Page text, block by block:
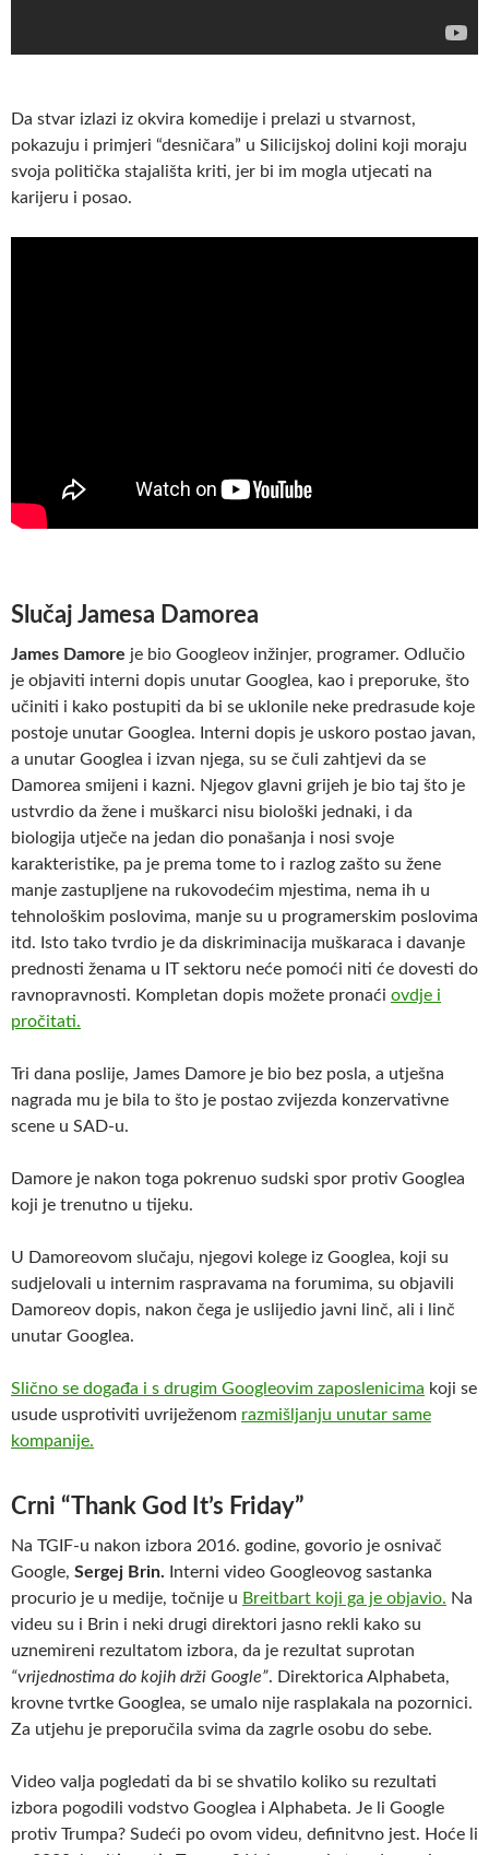
Da stvar izlazi iz okvira komedije i prelazi u stvarnost,
pokazuju i primjeri “desničara” u Silicijskoj dolini koji moraju
svoja politička stajališta kriti, jer bi im mogla utjecati na
karijeru i posao.
Slučaj Jamesa Damorea
James Damore je bio Googleov inžinjer, programer. Odlučio
je objaviti interni dopis unutar Googlea, kao i preporuke, što
učiniti i kako postupiti da bi se uklonile neke predrasude koje
postoje unutar Googlea. Interni dopis je uskoro postao javan,
a unutar Googlea i izvan njega, su se čuli zahtjevi da se
Damorea smijeni i kazni. Njegov glavni grijeh je bio taj što je
ustvrdio da žene i muškarci nisu biološki jednaki, i da
biologija utječe na jedan dio ponašanja i nosi svoje
karakteristike, pa je prema tome to i razlog zašto su žene
manje zastupljene na rukovodećim mjestima, nema ih u
tehnološkim poslovima, manje su u programerskim poslovima
itd. Isto tako tvrdio je da diskriminacija muškaraca i davanje
prednosti ženama u IT sektoru neće pomoći niti će dovesti do
ravnopravnosti. Kompletan dopis možete pronaći ovdje i
pročitati.
Tri dana poslije, James Damore je bio bez posla, a utješna
nagrada mu je bila to što je postao zvijezda konzervativne
scene u SAD-u.
Damore je nakon toga pokrenuo sudski spor protiv Googlea
koji je trenutno u tijeku.
U Damoreovom slučaju, njegovi kolege iz Googlea, koji su
sudjelovali u internim raspravama na forumima, su objavili
Damoreov dopis, nakon čega je uslijedio javni linč, ali i linč
unutar Googlea.
Slično se događa i s drugim Googleovim zaposlenicima koji se
usude usprotiviti uvriježenom razmišljanju unutar same
kompanije.
Crni “Thank God It’s Friday”
Na TGIF-u nakon izbora 2016. godine, govorio je osnivač
Google, Sergej Brin.
Interni video Googleovog sastanka
procurio je u medije, točnije u Breitbart koji ga je objavio. Na
videu su i Brin i neki drugi direktori jasno rekli kako su
uznemireni rezultatom izbora, da je rezultat suprotan
“vrijednostima do kojih drži Google”. Direktorica Alphabeta,
krovne tvrtke Googlea, se umalo nije rasplakala na pozornici.
Za utjehu je preporučila svima da zagrle osobu do sebe.
Video valja pogledati da bi se shvatilo koliko su rezultati
izbora pogodili vodstvo Googlea i Alphabeta. Je li Google
protiv Trumpa? Sudeći po ovom videu, definitvno jest. Hoće li